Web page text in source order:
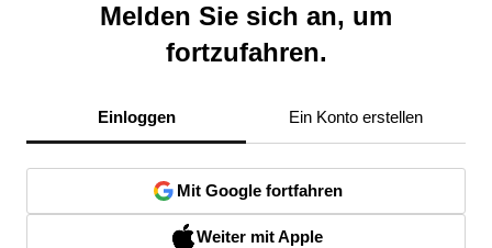
Melden Sie sich an, um
fortzufahren.
Einloggen Ein Konto erstellen
Mit Google fortfahren
Weiter mit Apple